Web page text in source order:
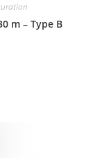
m – Type B